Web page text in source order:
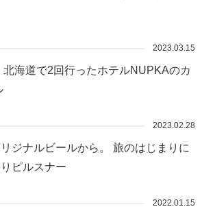
2023.03.15
海道で2回行ったホテルNUPKAのカ
2023.02.28
ジナルビールから。 旅のはじまりに
ピルスナー
2022.01.15